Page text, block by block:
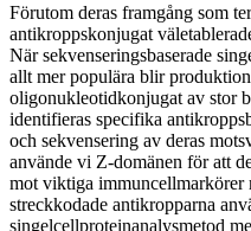
Förutom deras framgång som
antikroppskonjugat
När sekvenseringsbaserade
allt mer populära blir
oligonukleotidkonjugat av stor
identifieras specifika
och sekvensering av deras
använde vi Z-domänen för att
mot viktiga immuncellmarkörer
streckkodade antikropparna
singelcellproteinanalysmetod